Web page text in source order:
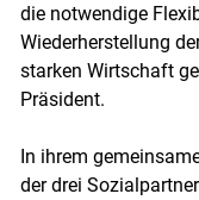
die notwendige
Wiederherstellung
starken Wirtschaft
Präsident.
In ihrem
der drei